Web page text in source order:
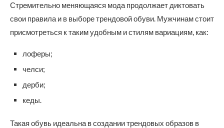
Стремительно меняющаяся мода продолжает диктовать
свои правила и в выборе трендовой обуви. Мужчинам стоит
присмотреться к таким удобным и стилям вариациям, как:
лоферы;
челси;
дерби;
кеды.
Такая обувь идеальна в создании трендовых образов в